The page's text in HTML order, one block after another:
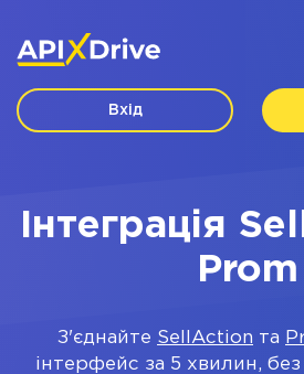
Вхід
Інтеграція
Prom
З'єднайте SellAction та
інтерфейс за 5 хвилин, без